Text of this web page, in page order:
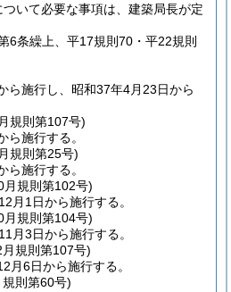
ついて必要な事項は、建築局長が定
6条繰上、平17規則70・平22規則
ら施行し、昭和37年4月23日から
規則第107号)
ら施行する。
規則第25号)
ら施行する。
月規則第102号)
月1日から施行する。
月規則第104号)
月3日から施行する。
月規則第107号)
月6日から施行する。
規則第60号)